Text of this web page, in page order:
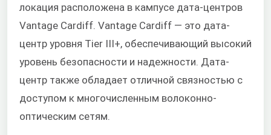
локация расположена в кампусе дата-центров
Vantage Cardiff. Vantage Cardiff — это дата-
центр уровня Tier III+, обеспечивающий высокий
уровень безопасности и надежности. Дата-
центр также обладает отличной связностью с
доступом к многочисленным волоконно-
оптическим сетям.